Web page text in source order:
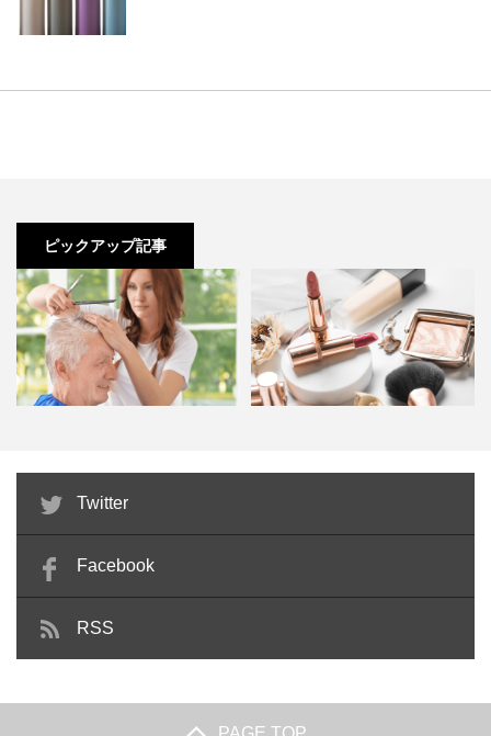
カミカリスマホームページ
カミカリスマの主催
カミカリスマは、ただ周りから称されるものでもありませ
ん。
じつはカミカリスマというイベントで、正式に選ばれま
カミカリスマに選ばれる美容師すべてに言えるのが、技術
マになれる素質があります。
難しい髪質であっても、それを見抜いて対応できる技術力
を身につけられるようにしましょう。
もちろん技術力だけでなく、お客様の髪をよく見て分析で
卓越したセンスをもつ
お客様の悩みに合わせた提案だけでなく、高いセンスで新
カリスマと呼ばれる美容師やサロンが世間から注目される
ようになって、それなりに時間が経ちました。現在では日
ほど成長しています。
ピックアップ記事
訪問理美容とは？必要な資格と開
業時に準備しておくべき3つ…
Twitter
Facebook
RSS